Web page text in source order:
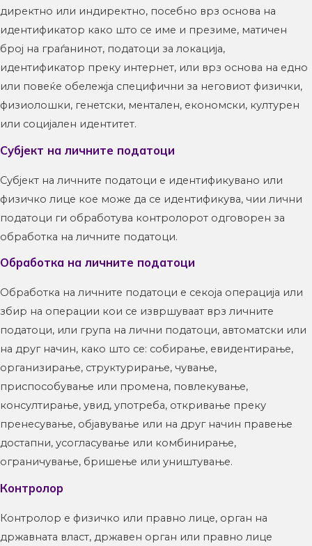
директно или индиректно, посебно врз основа на
идентификатор како што се име и презиме, матичен
број на граѓанинот, податоци за локација,
идентификатор преку интернет, или врз основа на едно
или повеќе обележја специфични за неговиот физички,
физиолошки, генетски, ментален, економски, културен
или социјален идентитет.
Субјект на личните податоци
Субјект на личните податоци е идентификувано или
физичко лице кое може да се идентификува, чии лични
податоци ги обработува контролорот одговорен за
обработка на личните податоци.
Обработка на личните податоци
Обработка на личните податоци е секоја операција или
збир на операции кои се извршуваат врз личните
податоци, или група на лични податоци, автоматски или
на друг начин, како што се: собирање, евидентирање,
организирање, структурирање, чување,
приспособување или промена, повлекување,
консултирање, увид, употреба, откривање преку
пренесување, објавување или на друг начин правење
достапни, усогласување или комбинирање,
ограничување, бришење или уништување.
Контролор
Контролор е физичко или правно лице, орган на
државната власт, државен орган или правно лице